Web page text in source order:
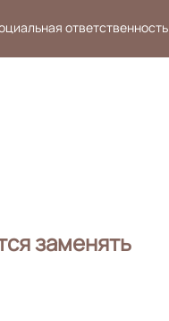
ответственность
заменять